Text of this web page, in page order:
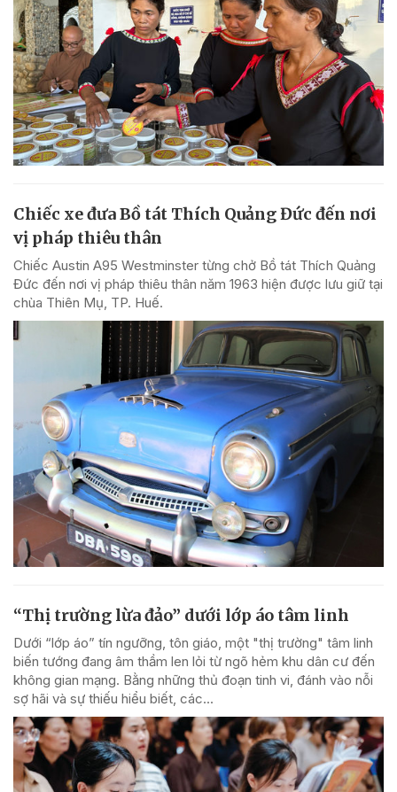
Chiếc xe đưa Bồ tát Thích Quảng Đức đến nơi
vị pháp thiêu thân
Chiếc Austin A95 Westminster từng chở Bồ tát Thích Quảng
Đức đến nơi vị pháp thiêu thân năm 1963 hiện được lưu giữ tại
chùa Thiên Mụ, TP. Huế.
“Thị trường lừa đảo” dưới lớp áo tâm linh
Dưới “lớp áo” tín ngưỡng, tôn giáo, một "thị trường" tâm linh
biến tướng đang âm thầm len lỏi từ ngõ hẻm khu dân cư đến
không gian mạng. Bằng những thủ đoạn tinh vi, đánh vào nỗi
sợ hãi và sự thiếu hiểu biết, các...